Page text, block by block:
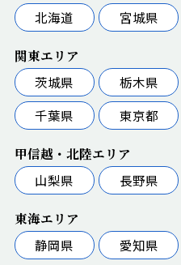
北海道
宮城県
関東エリア
茨城県
栃木県
千葉県
東京都
甲信越・北陸エリア
山梨県
長野県
東海エリア
静岡県
愛知県